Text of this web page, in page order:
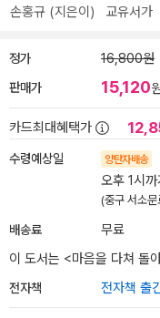
손홍규 (지은이) 교유서가
정가 16,800원
판매가 15,120
카드최대혜택가
수령예상일 양탄자배송
오후 1시까
(중구 서소
배송료
무료
이 도서는 <마음을 다쳐 돌
전자책 전자책 출